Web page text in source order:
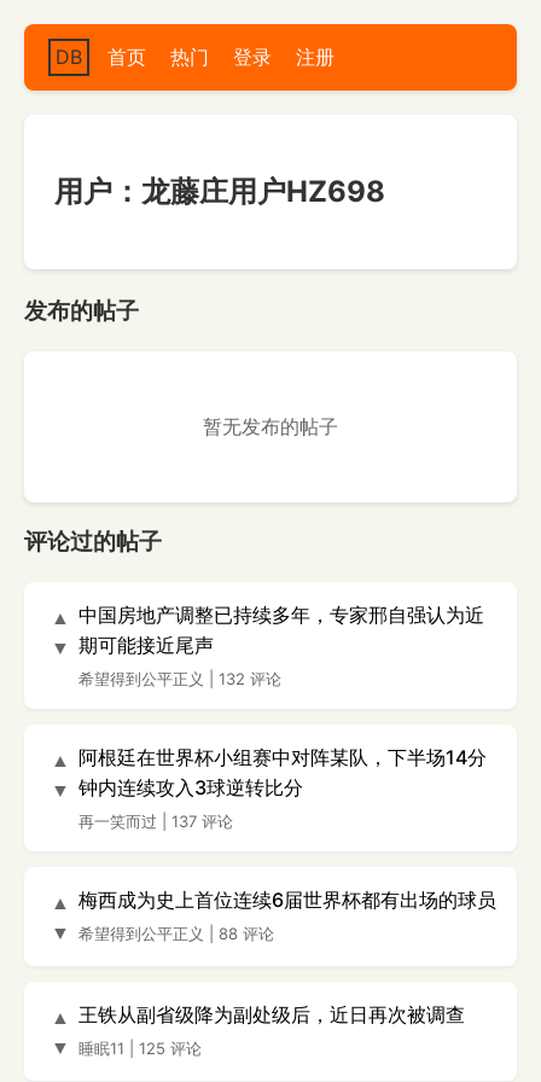
DB 首页 热门 登录 注册
用户：龙藤庄用户HZ698
发布的帖子
暂无发布的帖子
评论过的帖子
▲
▼
中国房地产调整已持续多年，专家邢自强认为近
期可能接近尾声
希望得到公平正义 132 评论
▲
▼
阿根廷在世界杯小组赛中对阵某队，下半场14分
钟内连续攻入3球逆转比分
再一笑而过 137 评论
▲
▼
梅西成为史上首位连续6届世界杯都有出场的球员
希望得到公平正义 88 评论
▲
▼
王铁从副省级降为副处级后，近日再次被调查
睡眠11 125 评论